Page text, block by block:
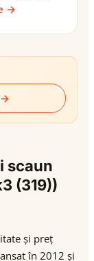
→
→
scaun
(319))
și preț
în 2012 și